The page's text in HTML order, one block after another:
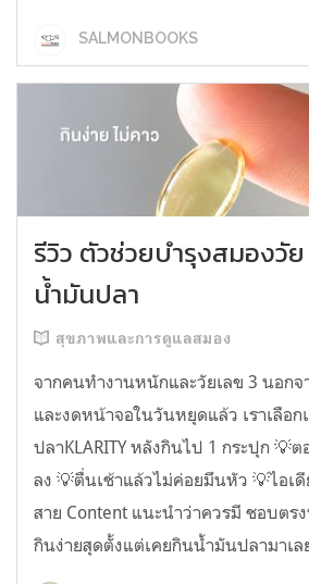
SALMONBOOKS
รีวิว ตัวช่วยบำรุงสมองวั
น้ำมันปลา
สุขภาพและการดูแลสมอง
จากคนทำงานหนักและวัยเลข 3 นอกจ
และงดหน้าจอในวันหยุดแล้ว เราเลือ
ปลาKLARITY หลังกินไป 1 กระปุก 💡
ลง 💡ตื่นเช้าแล้วไม่ค่อยมึนหัว 💡ไอเ
สาย Content แนะนำว่าควรมี ชอบตร
กินง่ายสุดตั้งแต่เคยกินน้ำมันปลามาเล